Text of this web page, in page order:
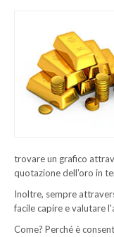
trovare un grafico
quotazione dell’oro in
Inoltre, sempre
facile capire e valutare
Come? Perché è